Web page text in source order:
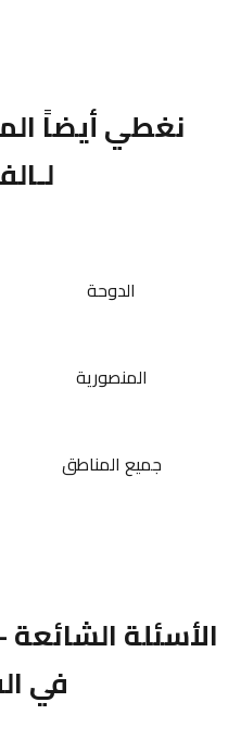
نغطي أيضاً
الدوحة
المنصورية
جميع المناطق
الأسئلة
في